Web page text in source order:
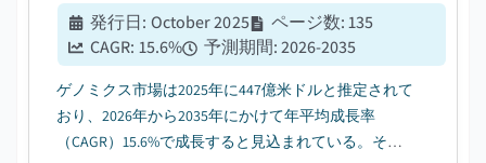
発行日: October 2025 ページ数:135
CAGR: 15.6% 予測期間:2026-2035
ゲノミクス市場は2025年に447億米ドルと推定されて
おり、2026年から2035年にかけて年平均成長率
（CAGR）15.6%で成長すると見込まれている。その